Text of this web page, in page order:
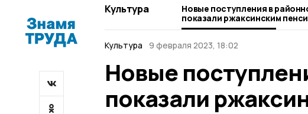
Культура
Новые поступления в
показали ржаксинским
Культура 9 февраля 2023, 18:02
Новые
показали